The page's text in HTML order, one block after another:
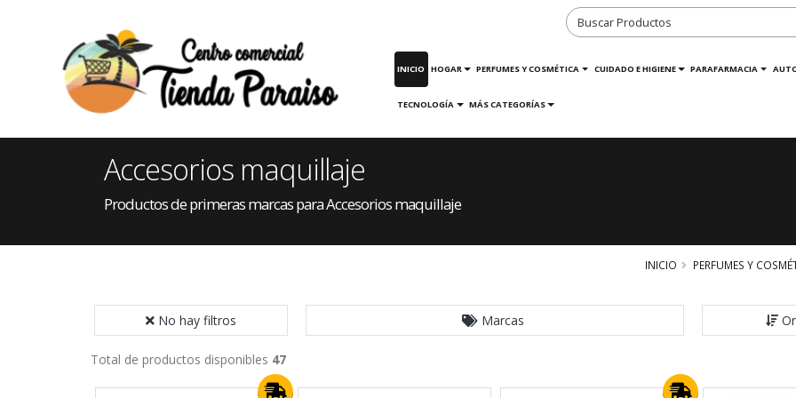
INICIO HOGAR PERFUMES Y COSMÉTICA CUIDADO E HIGIENE PARAFARMACIA
TECNOLOGÍA MÁS CATEGORÍAS
Accesorios maquillaje
Productos de primeras marcas para Accesorios maquillaje
INICIO PERFUMES Y
No hay filtros Marcas
Total de productos disponibles 47